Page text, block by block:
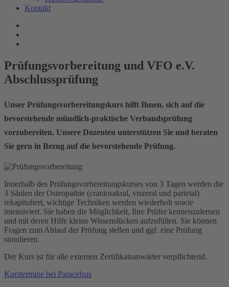
Kontakt
Prüfungsvorbereitung und VFO e.V.
Abschlussprüfung
Unser Prüfungsvorbereitungskurs hilft Ihnen, sich auf die
bevorstehende mündlich-praktische Verbandsprüfung
vorzubereiten. Unsere Dozenten unterstützen Sie und beraten
Sie gern in Bezug auf die bevorstehende Prüfung.
Innerhalb des Prüfungsvorbereitungskurses von 3 Tagen werden die
3 Säulen der Osteopathie (craniosakral, viszeral und parietal)
rekapituliert, wichtige Techniken werden wiederholt sowie
intensiviert. Sie haben die Möglichkeit, Ihre Prüfer kennenzulernen
und mit deren Hilfe kleine Wissenslücken aufzufüllen. Sie können
Fragen zum Ablauf der Prüfung stellen und ggf. eine Prüfung
simulieren.
Der Kurs ist für alle externen Zertifikatsanwärter verpflichtend.
Kurstermine bei Paracelsus